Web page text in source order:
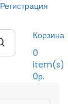
Регистрация
Корзина
0
item(s)
0р.